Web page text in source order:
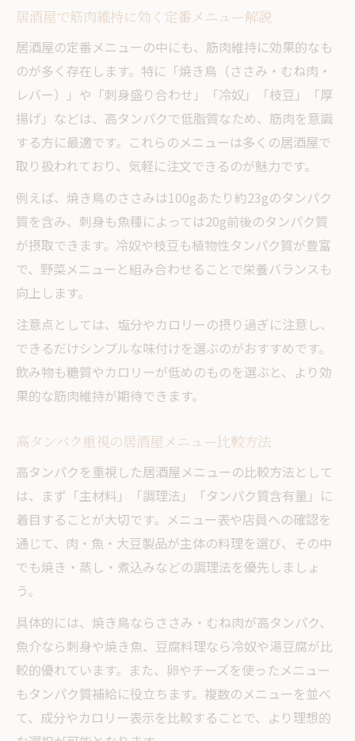
居酒屋で筋肉維持に効く定番メニュー解説
居酒屋の定番メニューの中にも、筋肉維持に効果的なも
のが多く存在します。特に「焼き鳥（ささみ・むね肉・
レバー）」や「刺身盛り合わせ」「冷奴」「枝豆」「厚
揚げ」などは、高タンパクで低脂質なため、筋肉を意識
する方に最適です。これらのメニューは多くの居酒屋で
取り扱われており、気軽に注文できるのが魅力です。
例えば、焼き鳥のささみは100gあたり約23gのタンパク
質を含み、刺身も魚種によっては20g前後のタンパク質
が摂取できます。冷奴や枝豆も植物性タンパク質が豊富
で、野菜メニューと組み合わせることで栄養バランスも
向上します。
注意点としては、塩分やカロリーの摂り過ぎに注意し、
できるだけシンプルな味付けを選ぶのがおすすめです。
飲み物も糖質やカロリーが低めのものを選ぶと、より効
果的な筋肉維持が期待できます。
高タンパク重視の居酒屋メニュー比較方法
高タンパクを重視した居酒屋メニューの比較方法として
は、まず「主材料」「調理法」「タンパク質含有量」に
着目することが大切です。メニュー表や店員への確認を
通じて、肉・魚・大豆製品が主体の料理を選び、その中
でも焼き・蒸し・煮込みなどの調理法を優先しましょ
う。
具体的には、焼き鳥ならささみ・むね肉が高タンパク、
魚介なら刺身や焼き魚、豆腐料理なら冷奴や湯豆腐が比
較的優れています。また、卵やチーズを使ったメニュー
もタンパク質補給に役立ちます。複数のメニューを並べ
て、成分やカロリー表示を比較することで、より理想的